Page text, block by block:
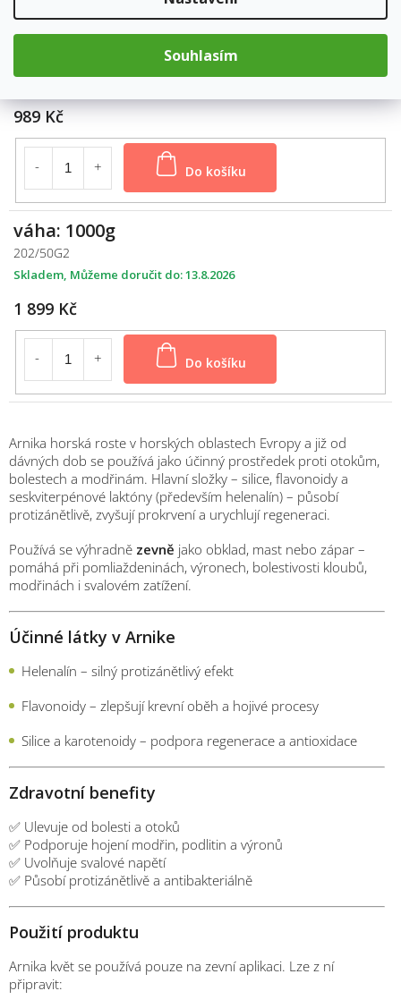
Souhlasím
váha: 500g
989 Kč
Do košíku
Skladem 13.8.2026
váha: 1000g
202/50G2
1 899 Kč
Do košíku
Skladem 13.8.2026
Arnika horská roste v horských oblastech Evropy a již od
dávných dob se používá jako účinný prostředek proti otokům,
bolestech a modřinám. Hlavní složky – silice, flavonoidy a
seskviterpénové laktóny (především helenalín) – působí
protizánětlivě, zvyšují prokrvení a urychlují regeneraci.
Používá se výhradně zevně jako obklad, mast nebo zápar –
pomáhá při pomliaždeninách, výronech, bolestivosti kloubů,
modřinách i svalovém zatížení.
Účinné látky v Arnike
Helenalín – silný protizánětlivý efekt
Flavonoidy – zlepšují krevní oběh a hojivé procesy
Silice a karotenoidy – podpora regenerace a antioxidace
Zdravotní benefity
✅ Ulevuje od bolesti a otoků
✅ Podporuje hojení modřin, podlitin a výronů
✅ Uvolňuje svalové napětí
✅ Působí protizánětlivě a antibakteriálně
Použití produktu
Arnika květ se používá pouze na zevní aplikaci. Lze z ní
připravit: